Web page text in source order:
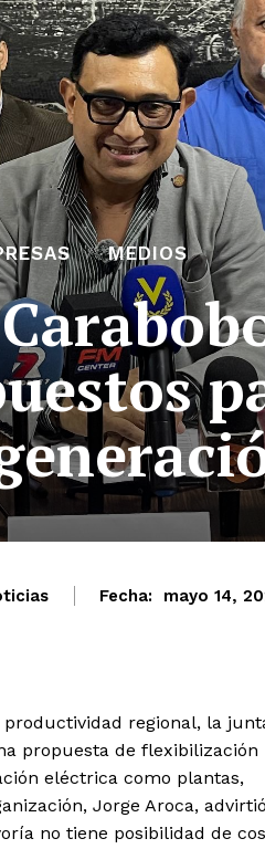
MEDIOS
Fecha: mayo 14,
regional, la
propuesta de flexibilización
eléctrica como plantas,
Jorge Aroca,
no tiene posibilidad de